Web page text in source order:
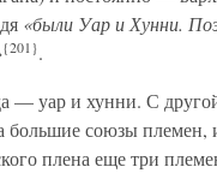
«были Уар и Хунни.
{201}.
— уар и хунни. С
союзы племен,
плена еще три